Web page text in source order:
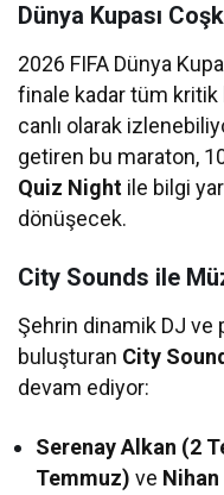
Dünya Kupası
2026 FIFA Dünya
finale kadar tüm kritik
canlı olarak
getiren bu maraton,
Quiz Night ile bilgi
dönüşecek.
City Sounds ile
Şehrin dinamik DJ
buluşturan City
devam ediyor:
Serenay Alkan (2
Temmuz) ve